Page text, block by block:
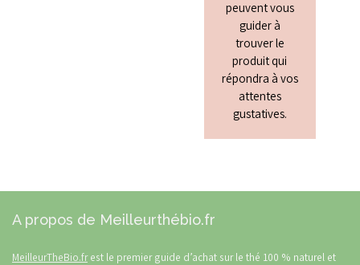
peuvent vous
guider à
trouver le
produit qui
répondra à vos
attentes
gustatives.
A propos de Meilleurthébio.fr
MeilleurTheBio.frest le premier guide d’achat sur le thé 100 % naturel et